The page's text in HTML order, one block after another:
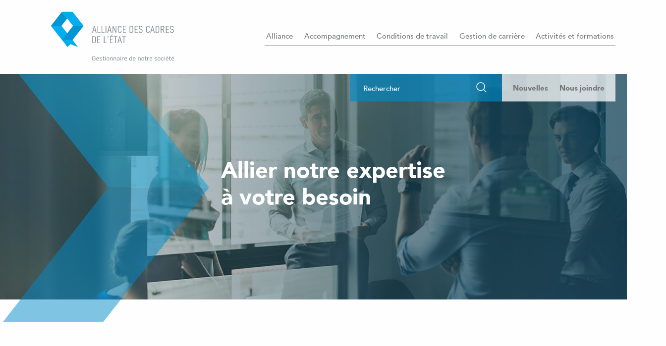
Alliance Accompagnement Conditions de travail Gestion de carrière Activités et formations
Nouvelles Nous joindre
Allier notre expertise
à votre besoin